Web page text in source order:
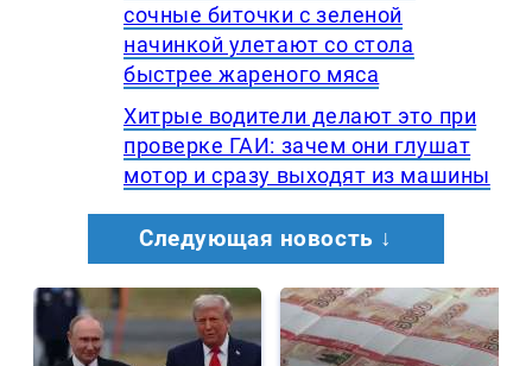
сочные биточки с зеленой
начинкой улетают со стола
быстрее жареного мяса
Хитрые водители делают это при
проверке ГАИ: зачем они глушат
мотор и сразу выходят из машины
Следующая новость ↓